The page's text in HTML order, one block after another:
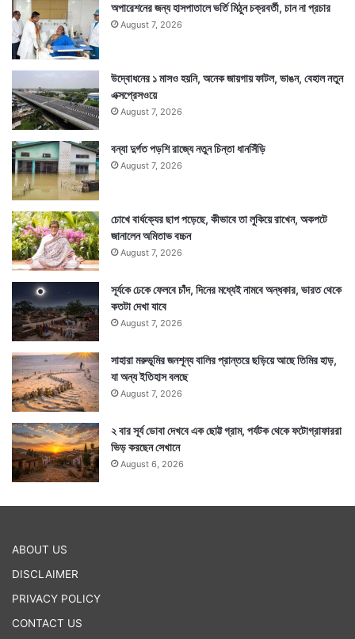
অপারেশনের জন্য হাসপাতালে ভর্তি মিঠুন চক্রবর্তী, চান না প্রচার
August 7, 2026
উদ্বোধনের ১ মাসও হয়নি, অনেক জায়গায় ফাটল, ভাঙন, বেহাল নতুন
এক্সপ্রেসওয়ে
August 7, 2026
বন্যা দুর্গত পড়শি রাজ্যে নতুন চিন্তা ধানসিঁড়ি
August 7, 2026
চোখে বার্ধক্যের ছাপ পড়েছে, কীভাবে তা লুকিয়ে রাখেন, অকপটে
জানালেন অমিতাভ বচ্চন
August 7, 2026
সূর্যকে ঢেকে ফেলবে চাঁদ, দিনের মধ্যেই নামবে অন্ধকার, ভারত থেকে
কতটা দেখা যাবে
August 7, 2026
সাহারা মরুভূমির জনশূন্য বালির প্রান্তরে ছড়িয়ে আছে তিমির হাড়,
যা অন্য ইতিহাস বলছে
August 7, 2026
২ বার সূর্য ডোবা দেখবে এক ছোট্ট গ্রাম, পর্যটক থেকে ফটোগ্রাফাররা
ভিড় করছেন সেখানে
August 6, 2026
ABOUT US
DISCLAIMER
PRIVACY POLICY
CONTACT US